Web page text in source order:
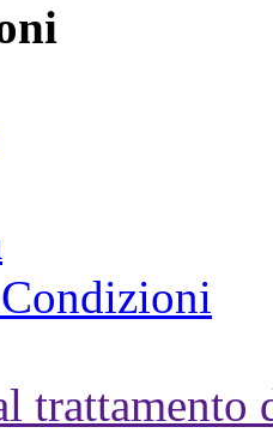
trattamento